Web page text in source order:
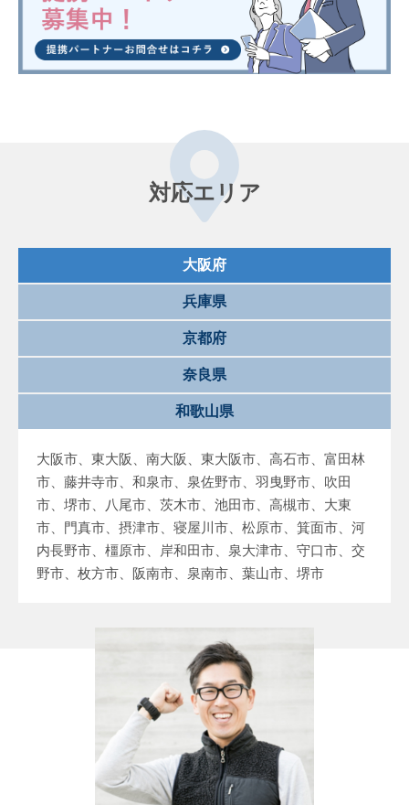
対応エリア
大阪府
兵庫県
京都府
奈良県
和歌山県
大阪市、東大阪、南大阪、東大阪市、高石市、富田林
市、藤井寺市、和泉市、泉佐野市、羽曳野市、吹田
市、堺市、八尾市、茨木市、池田市、高槻市、大東
市、門真市、摂津市、寝屋川市、松原市、箕面市、河
内長野市、橿原市、岸和田市、泉大津市、守口市、交
野市、枚方市、阪南市、泉南市、葉山市、堺市